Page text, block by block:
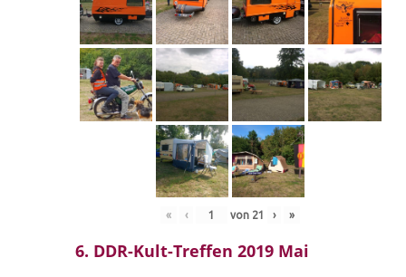
« ‹ von 21 › »
6. DDR-Kult-Treffen 2019 Mai